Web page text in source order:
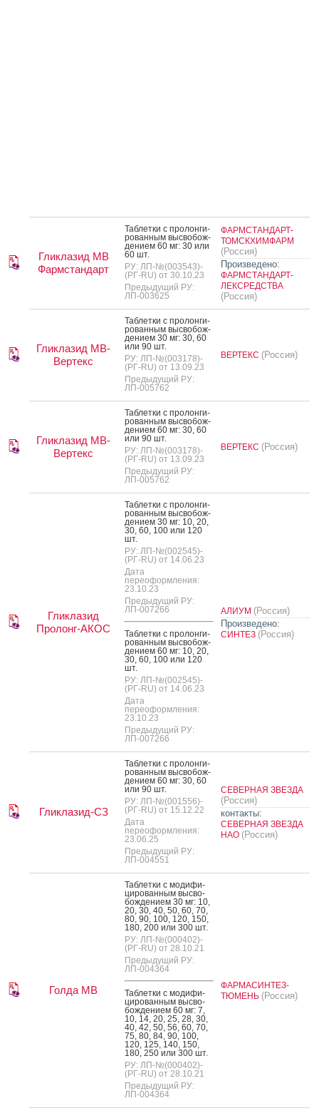
Гликлазид МВ
Фармстандарт
Таб­летки с про­лон­ги­
рован­ным выс­во­бож­
де­ни­ем 60 мг: 30 или
60 шт.
РУ: ЛП-№(003543)-
(РГ-RU) от 30.10.23
Предыдущий РУ:
ЛП-003625
ФАРМСТАНДАРТ-
ТОМСКХИМФАРМ
(Россия)
Произведено:
ФАРМСТАНДАРТ-
ЛЕКСРЕДСТВА
(Россия)
Гликлазид МВ-
Вертекс
Таб­летки с про­лон­ги­
рован­ным выс­во­бож­
де­ни­ем 30 мг: 30, 60
или 90 шт.
РУ: ЛП-№(003178)-
(РГ-RU) от 13.09.23
Предыдущий РУ:
ЛП-005762
ВЕРТЕКС (Россия)
Гликлазид МВ-
Вертекс
Таб­летки с про­лон­ги­
рован­ным выс­во­бож­
де­ни­ем 60 мг: 30, 60
или 90 шт.
РУ: ЛП-№(003178)-
(РГ-RU) от 13.09.23
Предыдущий РУ:
ЛП-005762
ВЕРТЕКС (Россия)
Гликлазид
Пролонг-АКОС
Таб­летки с про­лон­ги­
рован­ным выс­во­бож­
де­ни­ем 30 мг: 10, 20,
30, 60, 100 или 120
шт.
РУ: ЛП-№(002545)-
(РГ-RU) от 14.06.23
Дата
переоформления:
23.10.23
Предыдущий РУ:
ЛП-007266
Таб­летки с про­лон­ги­
рован­ным выс­во­бож­
де­ни­ем 60 мг: 10, 20,
30, 60, 100 или 120
шт.
РУ: ЛП-№(002545)-
(РГ-RU) от 14.06.23
Дата
переоформления:
23.10.23
Предыдущий РУ:
ЛП-007266
АЛИУМ (Россия)
Произведено:
СИНТЕЗ (Россия)
Гликлазид-СЗ
Таб­летки с про­лон­ги­
рован­ным выс­во­бож­
де­ни­ем 60 мг: 30, 60
или 90 шт.
РУ: ЛП-№(001556)-
(РГ-RU) от 15.12.22
Дата
переоформления:
23.06.25
Предыдущий РУ:
ЛП-004551
СЕВЕРНАЯ ЗВЕЗДА
(Россия)
контакты:
СЕВЕРНАЯ ЗВЕЗДА
НАО (Россия)
Голда МВ
Таб­летки с мо­дифи­
циро­ван­ным выс­во­
бож­де­ни­ем 30 мг: 10,
20, 30, 40, 50, 60, 70,
80, 90, 100, 120, 150,
180, 200 или 300 шт.
РУ: ЛП-№(000402)-
(РГ-RU) от 28.10.21
Предыдущий РУ:
ЛП-004364
Таб­летки с мо­дифи­
циро­ван­ным выс­во­
бож­де­ни­ем 60 мг: 7,
10, 14, 20, 25, 28, 30,
40, 42, 50, 56, 60, 70,
75, 80, 84, 90, 100,
120, 125, 140, 150,
180, 250 или 300 шт.
РУ: ЛП-№(000402)-
(РГ-RU) от 28.10.21
Предыдущий РУ:
ЛП-004364
ФАРМАСИНТЕЗ-
ТЮМЕНЬ (Россия)